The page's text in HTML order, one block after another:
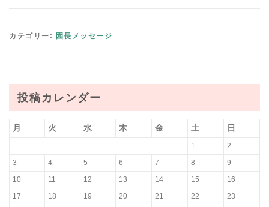
カテゴリー: 園長メッセージ
投稿カレンダー
月 火 水 木 金 土 日
1
2
3
4 5 6 7 8
9
10
11 12 13 14 15
16
17
18 19 20 21 22
23